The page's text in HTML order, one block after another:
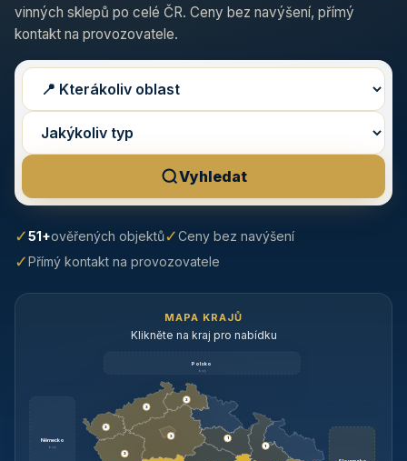
vinných sklepů po celé ČR. Ceny bez navýšení, přímý
kontakt na provozovatele.
Vyhledat
✓51+ověřených objektů✓Ceny bez navýšení
✓Přímý kontakt na provozovatele
MAPA KRAJŮ
Klikněte na kraj pro nabídku
Polsko
brzy
Německo
brzy
3
3
3
3
3
1
1